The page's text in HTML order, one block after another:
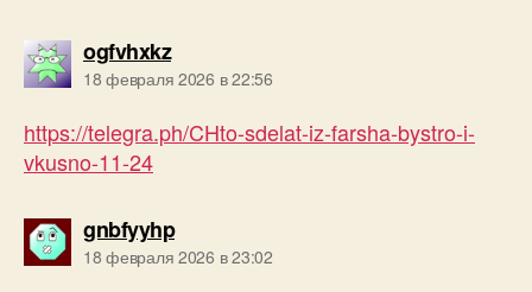
ogfvhxkzпишет:
18 февраля 2026 в 22:56
https://telegra.ph/CHto-sdelat-iz-farsha-bystro-i-
vkusno-11-24
gnbfyyhpпишет:
18 февраля 2026 в 23:02